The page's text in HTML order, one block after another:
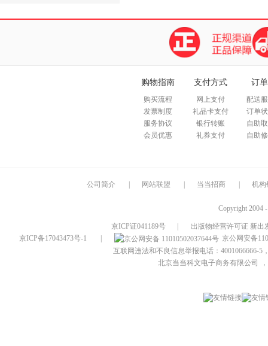
购物指南
购买流程
发票制度
服务协议
会员优惠
支付方式
网上支付
礼品卡支付
银行转账
礼券支付
订
配送
订单
自助
自助
公司简介 网站联盟 当当招商 机构
Copyright 2004
京ICP证041189号
出版物经营许可证 新出
京ICP备17043473号-1
京公网安备
互联网违法和不良信息举报电话：4001066666-5
北京当当科文电子商务有限公司